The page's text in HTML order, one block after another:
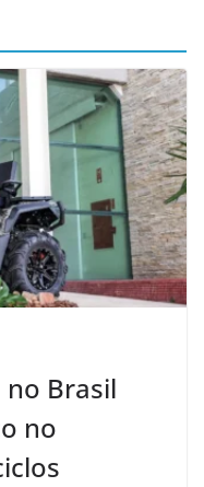
no Brasil
no